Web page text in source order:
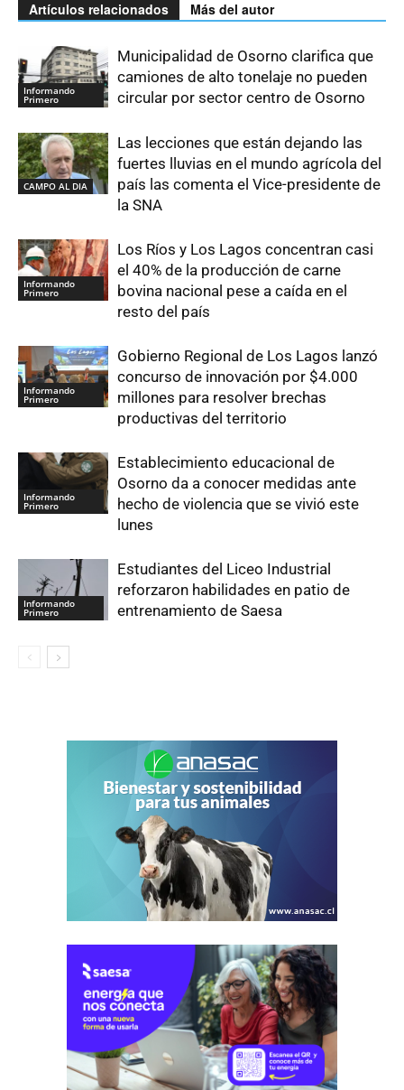
Artículos relacionados Más del autor
Informando
Primero
Municipalidad de Osorno clarifica que
camiones de alto tonelaje no pueden
circular por sector centro de Osorno
CAMPO AL DIA
Las lecciones que están dejando las
fuertes lluvias en el mundo agrícola del
país las comenta el Vice-presidente de
la SNA
Informando
Primero
Los Ríos y Los Lagos concentran casi
el 40% de la producción de carne
bovina nacional pese a caída en el
resto del país
Informando
Primero
Gobierno Regional de Los Lagos lanzó
concurso de innovación por $4.000
millones para resolver brechas
productivas del territorio
Informando
Primero
Establecimiento educacional de
Osorno da a conocer medidas ante
hecho de violencia que se vivió este
lunes
Informando
Primero
Estudiantes del Liceo Industrial
reforzaron habilidades en patio de
entrenamiento de Saesa